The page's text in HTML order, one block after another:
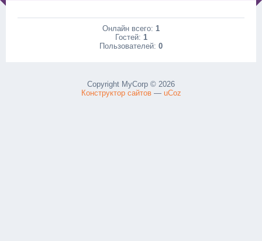
Онлайн всего: 1
Гостей: 1
Пользователей: 0
Copyright MyCorp © 2026
Конструктор сайтов— uCoz